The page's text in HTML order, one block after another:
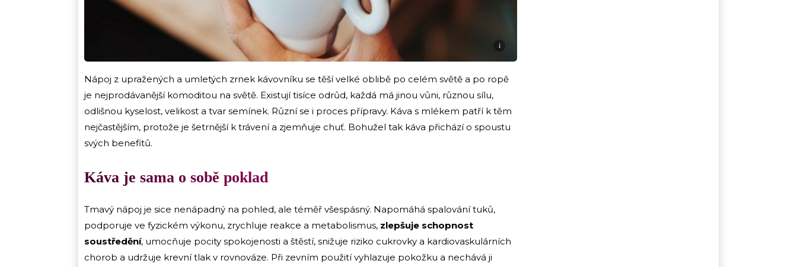
i
Nápoj z upražených a umletých zrnek kávovníku se těší velké oblibě po celém světě a po ropě
je nejprodávanější komoditou na světě. Existují tisíce odrůd, každá má jinou vůni, různou sílu,
odlišnou kyselost, velikost a tvar semínek. Různí se i proces přípravy. Káva s mlékem patří k těm
nejčastějším, protože je šetrnější k trávení a zjemňuje chuť. Bohužel tak káva přichází o spoustu
svých benefitů.
Káva je sama o sobě poklad
Tmavý nápoj je sice nenápadný na pohled, ale téměř všespásný. Napomáhá spalování tuků,
podporuje ve fyzickém výkonu, zrychluje reakce a metabolismus, zlepšuje schopnost
soustředění, umocňuje pocity spokojenosti a štěstí, snižuje riziko cukrovky a kardiovaskulárních
chorob a udržuje krevní tlak v rovnováze. Při zevním použití vyhlazuje pokožku a nechává ji